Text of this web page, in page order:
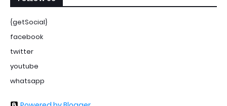
{getSocial}
facebook
twitter
youtube
whatsapp